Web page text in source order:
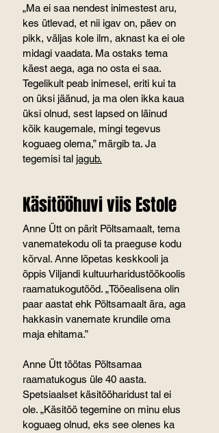
„Ma ei saa nendest inimestest aru,
kes ütlevad, et nii igav on, päev on
pikk, väljas kole ilm, aknast ka ei ole
midagi vaadata. Ma ostaks tema
käest aega, aga no osta ei saa.
Tegelikult peab inimesel, eriti kui ta
on üksi jäänud, ja ma olen ikka kaua
üksi olnud, sest lapsed on läinud
kõik kaugemale, mingi tegevus
koguaeg olema,” märgib ta. Ja
tegemisi tal jagub.
Käsitööhuvi viis Estole
Anne Ütt on pärit Põltsamaalt, tema
vanematekodu oli ta praeguse kodu
kõrval. Anne lõpetas keskkooli ja
õppis Viljandi kultuurharidustöökoolis
raamatukogutööd. „Tööealisena olin
paar aastat ehk Põltsamaalt ära, aga
hakkasin vanemate krundile oma
maja ehitama.”
Anne Ütt töötas Põltsamaa
raamatukogus üle 40 aasta.
Spetsiaalset käsitööharidust tal ei
ole. „Käsitöö tegemine on minu elus
koguaeg olnud, eks see olenes ka